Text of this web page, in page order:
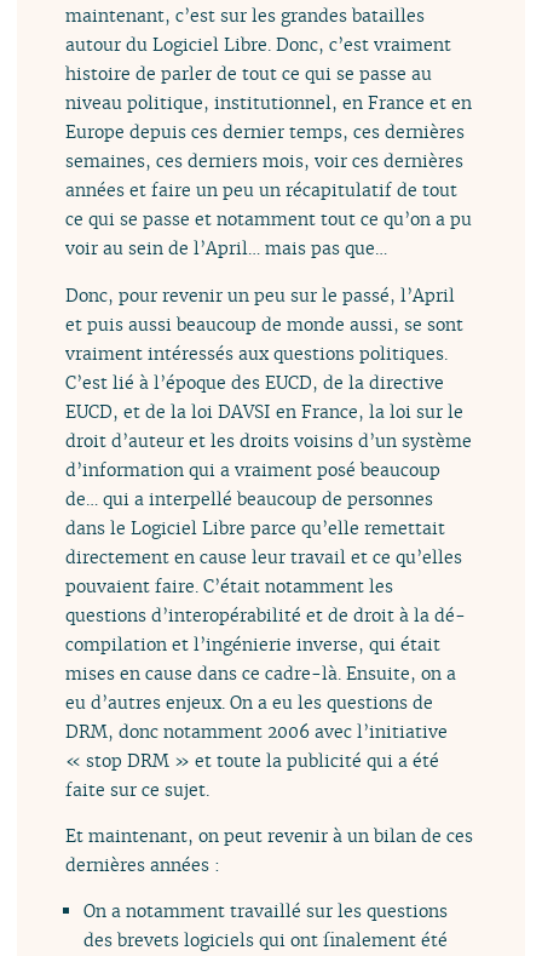
maintenant, c’est sur les grandes batailles
autour du Logiciel Libre. Donc, c’est vraiment
histoire de parler de tout ce qui se passe au
niveau politique, institutionnel, en France et en
Europe depuis ces dernier temps, ces dernières
semaines, ces derniers mois, voir ces dernières
années et faire un peu un récapitulatif de tout
ce qui se passe et notamment tout ce qu’on a pu
voir au sein de l’April… mais pas que…
Donc, pour revenir un peu sur le passé, l’April
et puis aussi beaucoup de monde aussi, se sont
vraiment intéressés aux questions politiques.
C’est lié à l’époque des EUCD, de la directive
EUCD, et de la loi DAVSI en France, la loi sur le
droit d’auteur et les droits voisins d’un système
d’information qui a vraiment posé beaucoup
de… qui a interpellé beaucoup de personnes
dans le Logiciel Libre parce qu’elle remettait
directement en cause leur travail et ce qu’elles
pouvaient faire. C’était notamment les
questions d’interopérabilité et de droit à la dé-
compilation et l’ingénierie inverse, qui était
mises en cause dans ce cadre-là. Ensuite, on a
eu d’autres enjeux. On a eu les questions de
DRM, donc notamment 2006 avec l’initiative
« stop DRM » et toute la publicité qui a été
faite sur ce sujet.
Et maintenant, on peut revenir à un bilan de ces
dernières années :
On a notamment travaillé sur les questions
des brevets logiciels qui ont finalement été